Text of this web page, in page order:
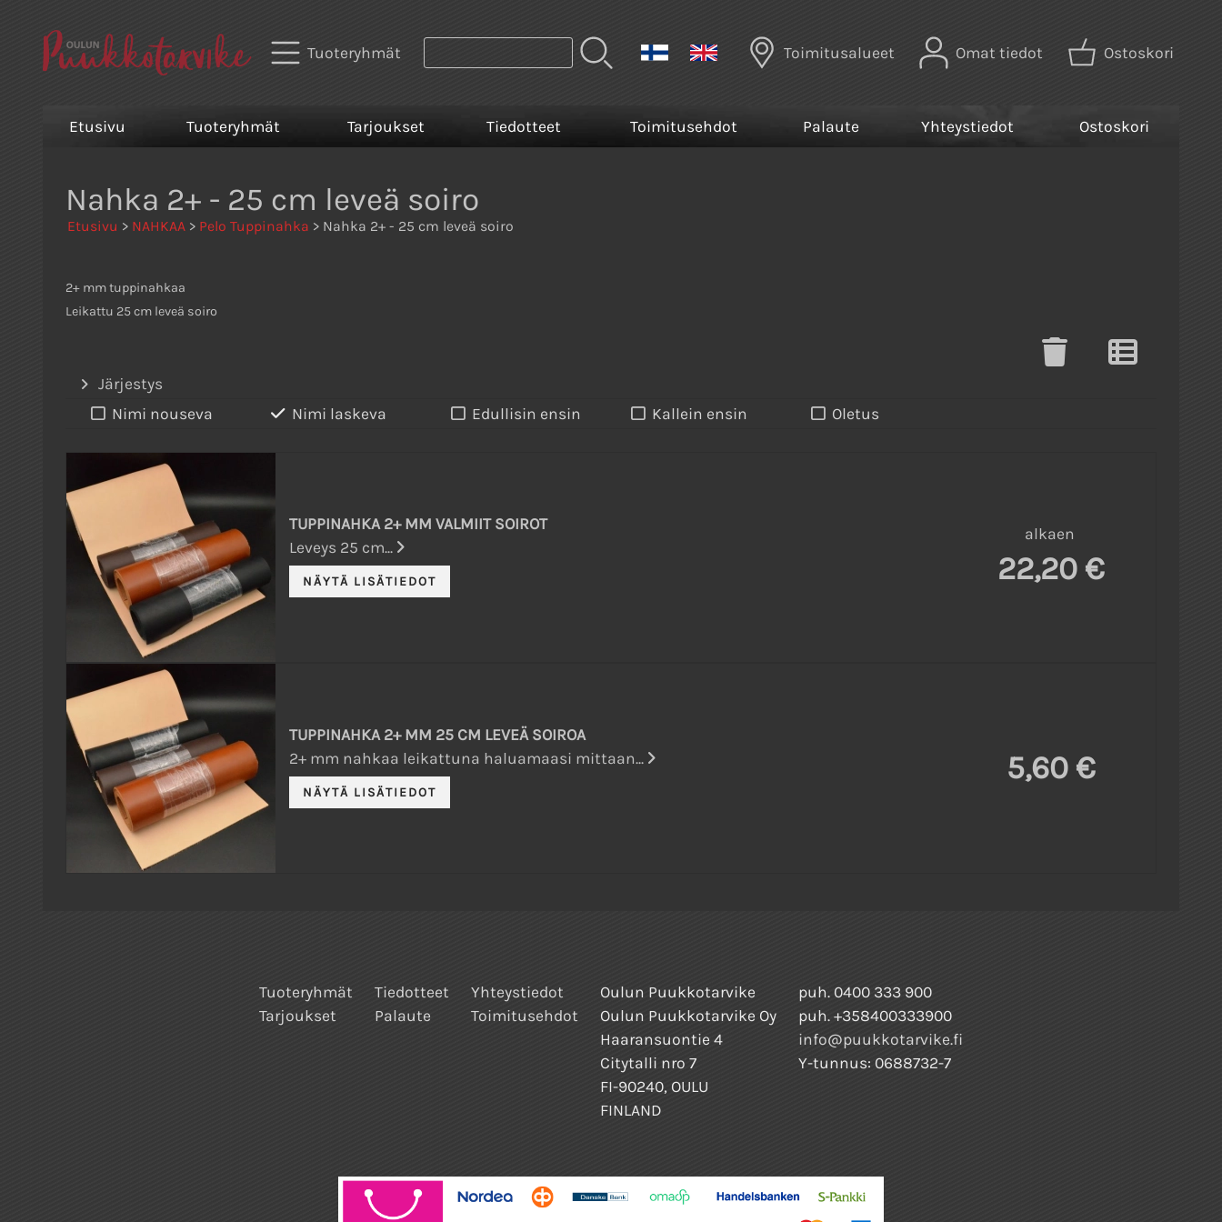
Tuoteryhmät Toimitusalueet Omat tiedot Ostoskori
Etusivu Tuoteryhmät Tarjoukset Tiedotteet Toimitusehdot Palaute Yhteystiedot Ostoskori
Nahka 2+ - 25 cm leveä soiro
Etusivu > NAHKAA > Pelo Tuppinahka > Nahka 2+ - 25 cm leveä soiro
2+ mm tuppinahkaa
Leikattu 25 cm leveä soiro
Järjestys
Nimi nouseva
Nimi laskeva Edullisin ensin Kallein ensin Oletus
TUPPINAHKA 2+ MM VALMIIT SOIROT
Leveys 25 cm...
alkaen
22,20 €
TUPPINAHKA 2+ MM 25 CM LEVEÄ SOIROA
2+ mm nahkaa leikattuna haluamaasi mittaan...
5,60 €
Tuoteryhmät
Tarjoukset
Tiedotteet
Palaute
Yhteystiedot
Toimitusehdot
Oulun Puukkotarvike
Oulun Puukkotarvike Oy
Haaransuontie 4
Citytalli nro 7
FI-90240, OULU
FINLAND
puh. 0400 333 900
puh. +358400333900
info@puukkotarvike.fi
Y-tunnus: 0688732-7